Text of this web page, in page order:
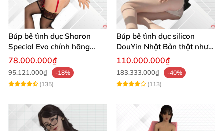
Búp bê tình dục Sharon
Special Evo chính hãng
USA cao cấp mềm mại
78.000.000₫
95.121.000₫
-18%
(135)
Búp bê tình dục silicon
DouYin Nhật Bản thật như
người giá tốt
110.000.000₫
183.333.000₫
-40%
(113)